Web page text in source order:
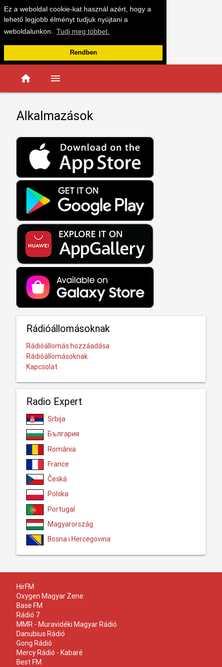
Ez a weboldal cookie-kat használ azért, hogy a
lehető legjobb élményt tudjuk nyújtani a
weboldalunkon.
Tudj meg többet.
Rendben
home menu
Alkalmazások
Rádióállomásoknak
Rádióállomás hozzáadása
Rádióállomásoknak
Kapcsolat
Radio Expert
Srbija
България
România
France
Česká
Polska
Portugal
Magyarország
Bosna i Hercegovina
HirFM
Oxygen Magyar Zene
Base FM
Rádió 7
MMR - Muravidéki Magyar Rádió
Danubius Rádió
Gong Rádió
Mercy Rádió - Kabaré
Best FM